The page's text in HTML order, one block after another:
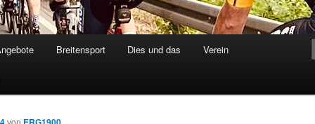
Breitensport Dies und das Verein